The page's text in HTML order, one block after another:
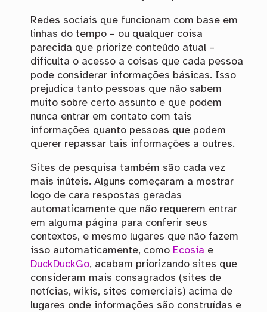
Redes sociais que funcionam com base em
linhas do tempo – ou qualquer coisa
parecida que priorize conteúdo atual –
dificulta o acesso a coisas que cada pessoa
pode considerar informações básicas. Isso
prejudica tanto pessoas que não sabem
muito sobre certo assunto e que podem
nunca entrar em contato com tais
informações quanto pessoas que podem
querer repassar tais informações a outres.
Sites de pesquisa também são cada vez
mais inúteis. Alguns começaram a mostrar
logo de cara respostas geradas
automaticamente que não requerem entrar
em alguma página para conferir seus
contextos, e mesmo lugares que não fazem
isso automaticamente, como Ecosia e
DuckDuckGo, acabam priorizando sites que
consideram mais consagrados (sites de
notícias, wikis, sites comerciais) acima de
lugares onde informações são construídas e